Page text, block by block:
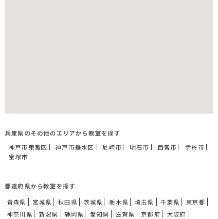
兵庫県のその他のエリアから教室を探す
神戸市東灘区
神戸市垂水区 尼崎市 明石市 西宮市
伊丹市
宝塚市
都道府県から教室を探す
青森県
宮城県 秋田県 茨城県 栃木県 埼玉県 千葉県
東京都
神奈川県
新潟県 静岡県 愛知県 滋賀県 京都府
大阪府